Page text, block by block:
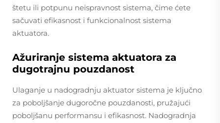
štetu ili potpunu neispravnost sistema, čime ćete
sačuvati efikasnost i funkcionalnost sistema
aktuatora.
Ažuriranje sistema aktuatora za
dugotrajnu pouzdanost
Ulaganje u nadogradnju aktuator sistema je ključno
za poboljšanje dugoročne pouzdanosti, pružajući
poboljšanu performansu i efikasnost. Nadogradnja